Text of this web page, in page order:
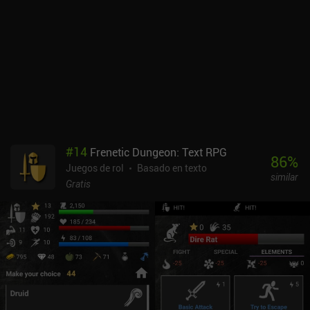
#14 Frenetic Dungeon: Text RPG
Juegos de rol
Basado en texto
Gratis
86%
similar